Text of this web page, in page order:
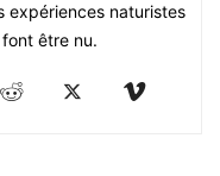
expériences naturistes
être nu.